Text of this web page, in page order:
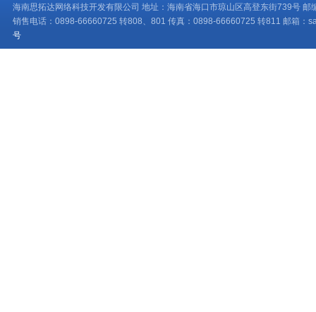
海南思拓达网络科技开发有限公司 地址：海南省海口市琼山区高登东街739号 邮
销售电话：0898-66660725 转808、801 传真：0898-66660725 转811 邮箱：
号